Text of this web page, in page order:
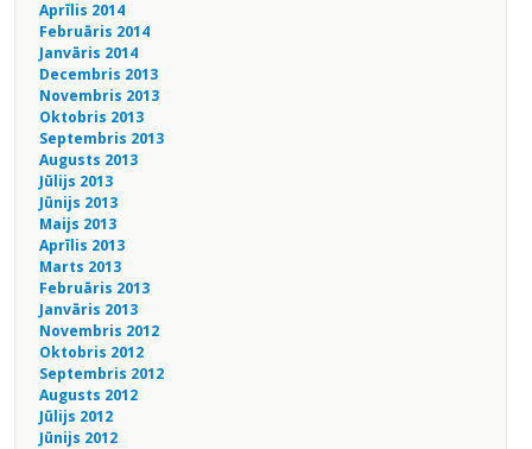
Aprīlis 2014
Februāris 2014
Janvāris 2014
Decembris 2013
Novembris 2013
Oktobris 2013
Septembris 2013
Augusts 2013
Jūlijs 2013
Jūnijs 2013
Maijs 2013
Aprīlis 2013
Marts 2013
Februāris 2013
Janvāris 2013
Novembris 2012
Oktobris 2012
Septembris 2012
Augusts 2012
Jūlijs 2012
Jūnijs 2012